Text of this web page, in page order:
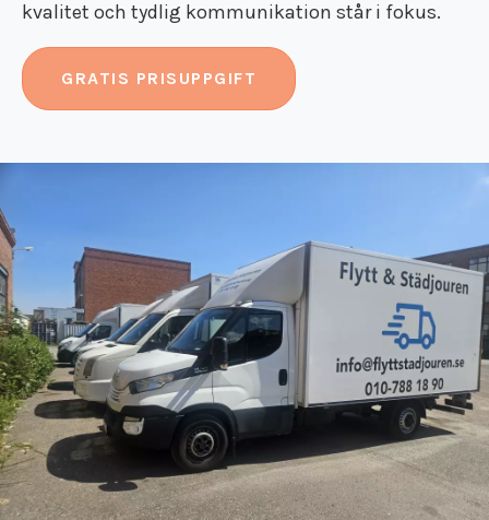
kvalitet och tydlig kommunikation står i fokus.
GRATIS PRISUPPGIFT